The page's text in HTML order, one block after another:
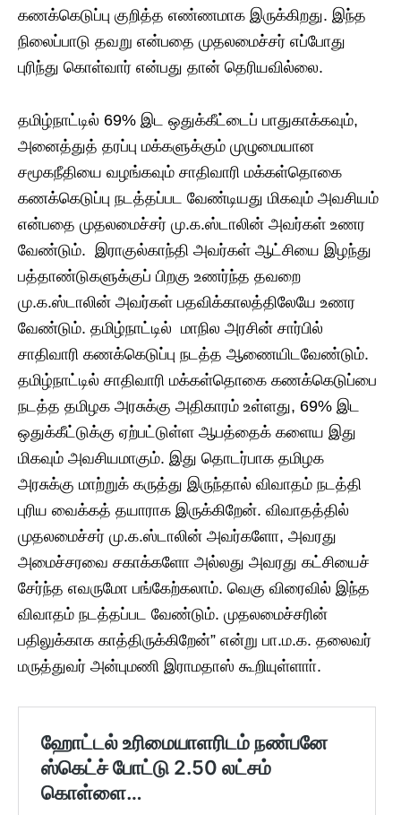
கணக்கெடுப்பு குறித்த எண்ணமாக இருக்கிறது. இந்த
நிலைப்பாடு தவறு என்பதை முதலமைச்சர் எப்போது
புரிந்து கொள்வார் என்பது தான் தெரியவில்லை.
தமிழ்நாட்டில் 69% இட ஒதுக்கீட்டைப் பாதுகாக்கவும்,
அனைத்துத் தரப்பு மக்களுக்கும் முழுமையான
சமூகநீதியை வழங்கவும் சாதிவாரி மக்கள்தொகை
கணக்கெடுப்பு நடத்தப்பட வேண்டியது மிகவும் அவசியம்
என்பதை முதலமைச்சர் மு.க.ஸ்டாலின் அவர்கள் உணர
வேண்டும். இராகுல்காந்தி அவர்கள் ஆட்சியை இழந்து
பத்தாண்டுகளுக்குப் பிறகு உணர்ந்த தவறை
மு.க.ஸ்டாலின் அவர்கள் பதவிக்காலத்திலேயே உணர
வேண்டும். தமிழ்நாட்டில் மாநில அரசின் சார்பில்
சாதிவாரி கணக்கெடுப்பு நடத்த ஆணையிடவேண்டும்.
தமிழ்நாட்டில் சாதிவாரி மக்கள்தொகை கணக்கெடுப்பை
நடத்த தமிழக அரசுக்கு அதிகாரம் உள்ளது, 69% இட
ஒதுக்கீட்டுக்கு ஏற்பட்டுள்ள ஆபத்தைக் களைய இது
மிகவும் அவசியமாகும். இது தொடர்பாக தமிழக
அரசுக்கு மாற்றுக் கருத்து இருந்தால் விவாதம் நடத்தி
புரிய வைக்கத் தயாராக இருக்கிறேன். விவாதத்தில்
முதலமைச்சர் மு.க.ஸ்டாலின் அவர்களோ, அவரது
அமைச்சரவை சகாக்களோ அல்லது அவரது கட்சியைச்
சேர்ந்த எவருமோ பங்கேற்கலாம். வெகு விரைவில் இந்த
விவாதம் நடத்தப்பட வேண்டும். முதலமைச்சரின்
பதிலுக்காக காத்திருக்கிறேன்” என்று பா.ம.க. தலைவர்
மருத்துவர் அன்புமணி இராமதாஸ் கூறியுள்ளாா்.